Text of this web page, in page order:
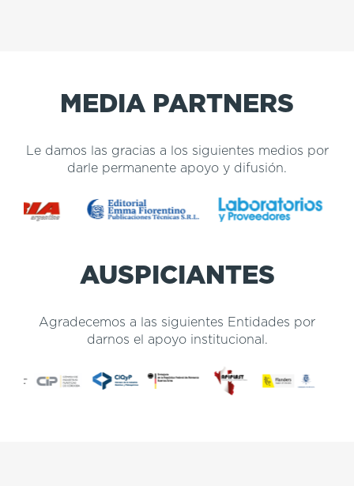
MEDIA PARTNERS
Le damos las gracias a los siguientes medios por
darle permanente apoyo y difusión.
AUSPICIANTES
Agradecemos a las siguientes Entidades por
darnos el apoyo institucional.